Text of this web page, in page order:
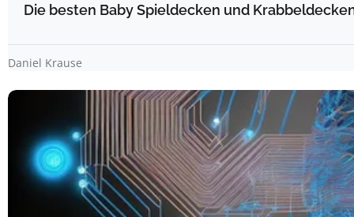
Die besten Baby Spieldecken und
Daniel Krause